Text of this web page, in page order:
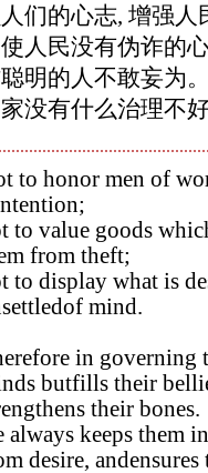
们的心志, 增强人
人民没有伪诈的
明的人不敢妄为
家没有什么治理不
to honor men of
to value goods
from theft;
to display what is
mind.
in governing
butfills their
their bones.
always keeps them
desire,